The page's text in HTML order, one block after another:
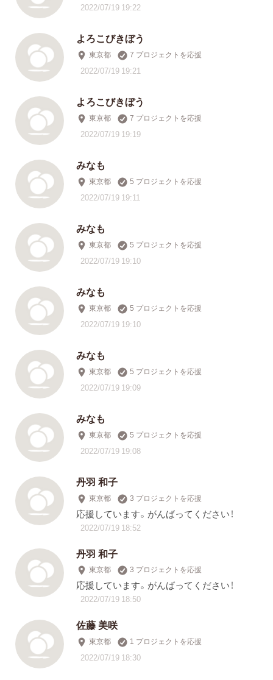
2022/07/19 19:22
よろこびきぼう
東京都 7 プロジェクトを応援
2022/07/19 19:21
よろこびきぼう
東京都 7 プロジェクトを応援
2022/07/19 19:19
みなも
東京都 5 プロジェクトを応援
2022/07/19 19:11
みなも
東京都 5 プロジェクトを応援
2022/07/19 19:10
みなも
東京都 5 プロジェクトを応援
2022/07/19 19:10
みなも
東京都 5 プロジェクトを応援
2022/07/19 19:09
みなも
東京都 5 プロジェクトを応援
2022/07/19 19:08
丹羽 和子
東京都 3 プロジェクトを応援
応援しています。がんばってください！
2022/07/19 18:52
丹羽 和子
東京都 3 プロジェクトを応援
応援しています。がんばってください！
2022/07/19 18:50
佐藤 美咲
東京都 1 プロジェクトを応援
2022/07/19 18:30